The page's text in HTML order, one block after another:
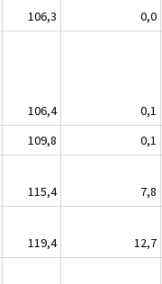
106,3 0,0
106,4 0,1
109,8 0,1
115,4 7,8
119,4 12,7